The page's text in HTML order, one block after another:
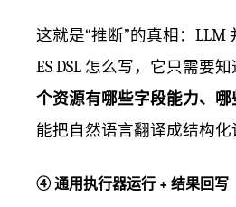
这就是“推断”的真相：LLM
ES DSL 怎么写，它只需要知
个资源有哪些字段能力、
能把自然语言翻译成结构化
④ 通用执行器运行 + 结果回写